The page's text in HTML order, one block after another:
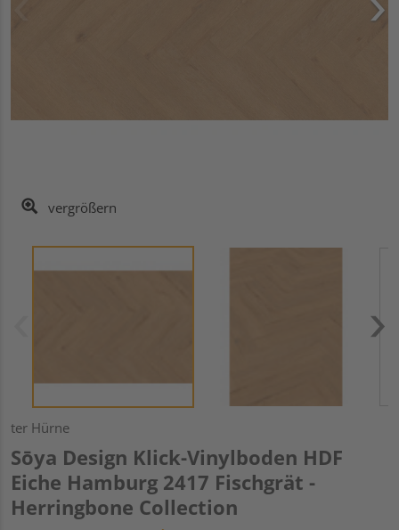
vergrößern
ter Hürne
Sōya Design Klick-Vinylboden HDF
Eiche Hamburg 2417 Fischgrät -
Herringbone Collection